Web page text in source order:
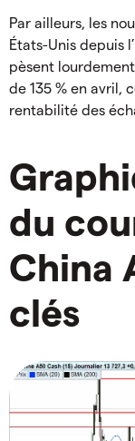
Par ailleurs, les
États-Unis depuis
pèsent
de 135 % en avril,
rentabilité des
du
China
clés